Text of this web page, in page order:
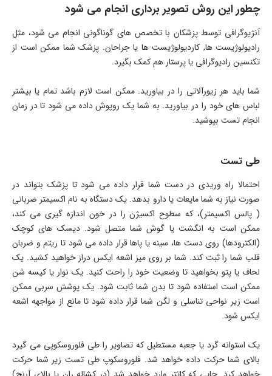
چطور این روش تصویر برداری انجام می شود
آنژیوگرافی توسط پزشکان با تخصص های گوناگونی انجام می شود، مثل
رادیولوژیست ها, کاردیولوژیست ها یا جراحان. پزشک شما ممکن است از
تکنسین رادیوگرافی یا پرستار هم کمک بگیرد.
شما باید هر زیورآلاتی را در بیاورید. ممکن است لازم باشد تمام یا بیشتر
لباس های خود را در بیاورید. به شما یک روپوش داده می شود تا در زمان
انجام تست بپوشید.
طی تست
احتمالا راه وریدی در دست شما قرار داده می شود تا پزشک بتواند در
صورت نیاز به شما مایعات یا دارو بدهد. یک دستگاه به نام اکسیمتر ضربانی
( پالس اکسیمتر)، که سطوح اکسیژن را در خون اندازه گیری می کند،
ممکن است به انگشت یا گوش شما متصل شود. دیسک های کوچک
(الکترودها) روی دست ها، سینه یا پاها قرار داده می شود تا ریتم و ضربان
قلب شما را ثبت کند. شما بر روی میز اشعه ایکس دراز خواهید کشید. یک
لحاف یا پتو بخواهید تا وضعیت خود را راحت کنید. یک نوار یا کیسه شن
ممکن است استفاده شود تا بدن شما ثابت شود. یک پوشش سربی ممکن
است زیر نواحی تناسلی و لگن شما قرار داده شود تا مانع از مواجهه اشعه
ایکس شود.
یک استوانه گرد یا جعبه مستطیل که تصاویر را طی فلوروسکوپی می گیرد
بالای شما حرکت داده خواهد شد. فلوروسکوپ طی تست زیر شما حرکت